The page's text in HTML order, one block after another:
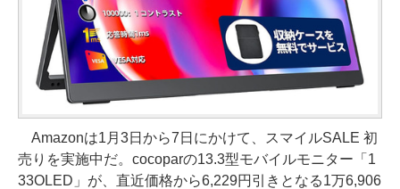
Amazonは1月3日から7日にかけて、スマイルSALE 初
売りを実施中だ。cocoparの13.3型モバイルモニター「1
33OLED」が、直近価格から6,229円引きとなる1万6,906